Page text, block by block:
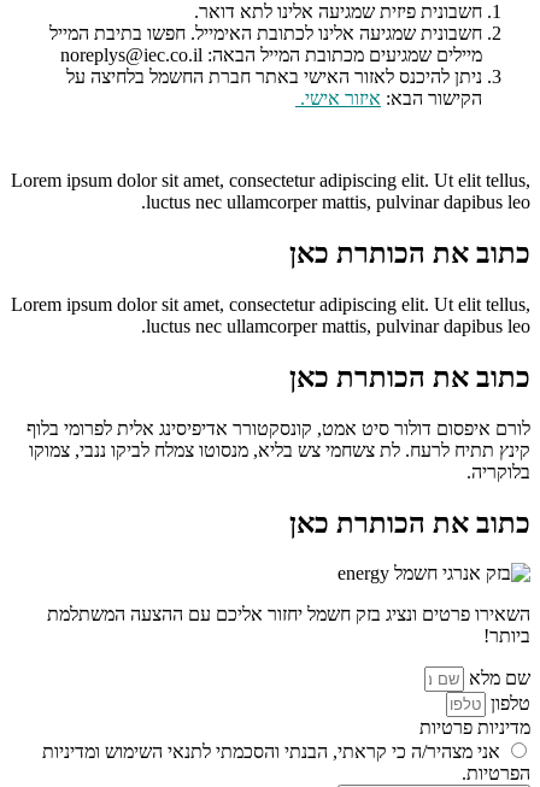
חשבונית פיזית שמגיעה אלינו לתא דואר.
חשבונית שמגיעה אלינו לכתובת האימייל. חפשו בתיבת המייל
מיילים שמגיעים מכתובת המייל הבאה: noreplys@iec.co.il
ניתן להיכנס לאזור האישי באתר חברת החשמל בלחיצה על
הקישור הבא: איזור אישי.
Lorem ipsum dolor sit amet, consectetur adipiscing elit. Ut elit tellus,
luctus nec ullamcorper mattis, pulvinar dapibus leo.
כתוב את הכותרת כאן
Lorem ipsum dolor sit amet, consectetur adipiscing elit. Ut elit tellus,
luctus nec ullamcorper mattis, pulvinar dapibus leo.
כתוב את הכותרת כאן
לורם איפסום דולור סיט אמט, קונסקטורר אדיפיסינג אלית לפרומי בלוף
קינץ תתיח לרעח. לת צשחמי צש בליא, מנסוטו צמלח לביקו ננבי, צמוקו
בלוקריה.
כתוב את הכותרת כאן
השאירו פרטים ונציג בזק חשמל יחזור אליכם עם ההצעה המשתלמת
ביותר!
שם מלא
טלפון
מדיניות פרטיות
אני מצהיר/ה כי קראתי, הבנתי והסכמתי לתנאי השימוש ומדיניות
הפרטיות.